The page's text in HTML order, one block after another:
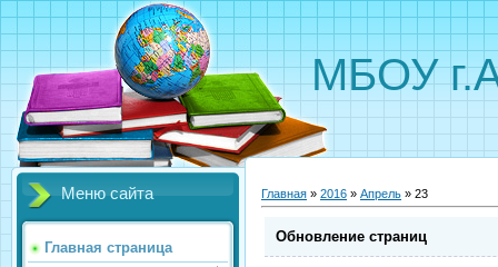
МБОУ
Меню сайта
Главная страница
Главная » 2016 » Апрель » 23
Обновление страниц